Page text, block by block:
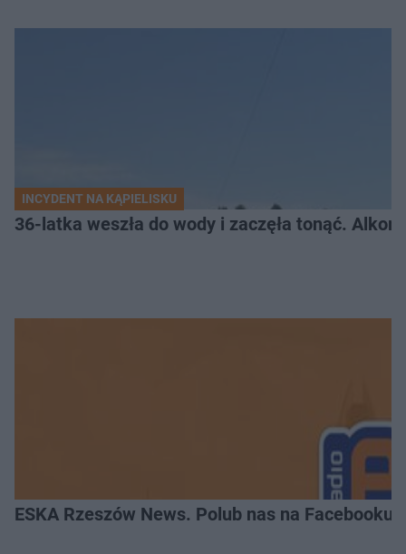
INCYDENT NA KĄPIELISKU
36-latka weszła do wody i zaczęła tonąć.
ESKA Rzeszów News. Polub nas na Facebooku!